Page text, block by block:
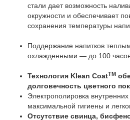
стали дает возможность
окружности и обеспечивает
сохранения температуры
Поддержание напитков
охлажденными — до 100
Технология Klean CoatTM
долговечность цветного
Электрополировка
максимальной гигиены и
Отсутствие свинца,